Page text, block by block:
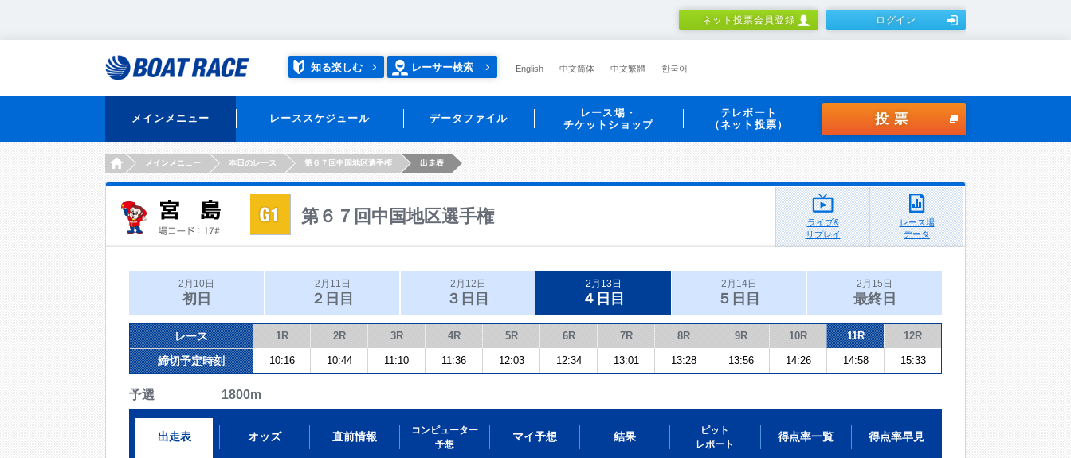
ネット投票会員登録 ログイン
知る楽しむ レーサー検索 English 中文简体 中文繁體 한국어
メインメニュー レーススケジュール データファイル
レース場・
チケットショップ
テレボート
（ネット投票）
投票
HOMEメインメニュー 本日のレース 第６７回中国地区選手権 出走表
第６７回中国地区選手権
ライブ&
リプレイ
レース場
データ
2月10日
初日
2月11日
２日目
2月12日
３日目
2月13日
４日目
2月14日
５日目
2月15日
最終日
レース 1R 2R 3R 4R 5R 6R 7R 8R 9R 10R 11R 12R
締切予定時刻 10:16 10:44 11:10 11:36 12:03 12:34 13:01 13:28 13:56 14:26 14:58 15:33
予選 1800m
出走表 オッズ 直前情報
コンピューター
予想
マイ予想 結果
ピット
レポート
得点率一覧 得点率早見